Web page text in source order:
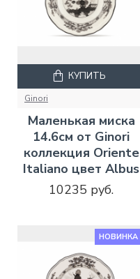
Ginori
Маленькая миска
14.6см от Ginori
коллекция Oriente
Italiano цвет Albus
10235 руб.
КУПИТЬ
НОВИНКА